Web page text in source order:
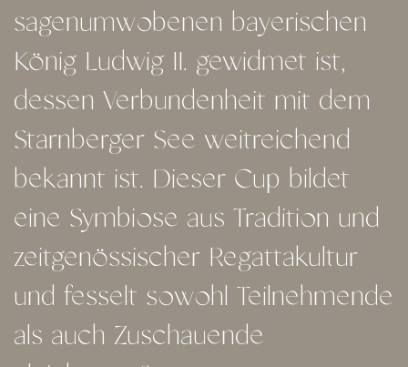
sagenumwobenen bayerischen
König Ludwig II. gewidmet ist,
dessen Verbundenheit mit dem
Starnberger See weitreichend
bekannt ist. Dieser Cup bildet
eine Symbiose aus Tradition und
zeitgenössischer Regattakultur
und fesselt sowohl Teilnehmende
als auch Zuschauende